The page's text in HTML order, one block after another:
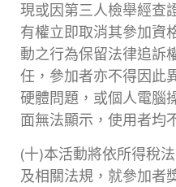
現或因第三人檢舉經查
有權立即取消其參加資
動之行為保留法律追訴
任，參加者亦不得因此
硬體問題，或個人電腦
面無法顯示，使用者均
(十)本活動將依所得稅
及相關法規，就參加者